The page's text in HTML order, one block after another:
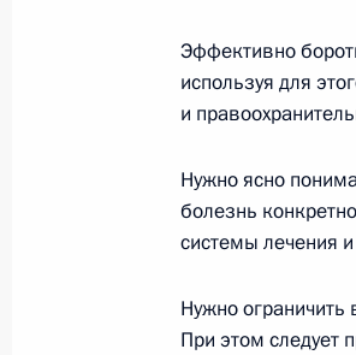
3 апреля 2004
Совместная
Шираком
Эффективно
используя для
и
Нужно ясно
болезнь
системы лечения
Нужно
При этом следует